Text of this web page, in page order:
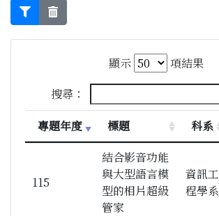
顯示
項結果
搜尋：
專題年度
標題 科系
標題
115
結合影音功能
與大型語言模
型的相片超級
管家
資訊工
程學系